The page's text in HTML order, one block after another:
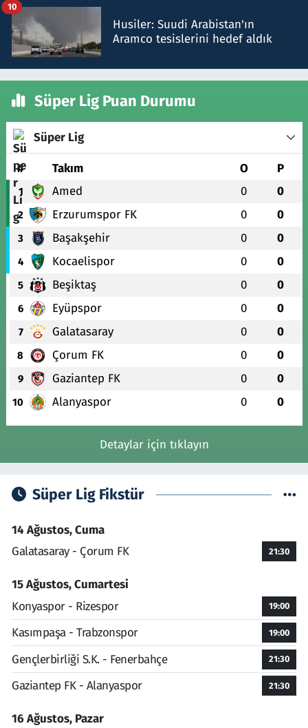
Husiler: Suudi Arabistan'ın
Aramco tesislerini hedef aldık
10
Süper Lig Puan Durumu
Süper Lig
# Takım O P
1 Amed 0 0
2 Erzurumspor FK 0 0
3 Başakşehir 0 0
4 Kocaelispor 0 0
5 Beşiktaş 0 0
6 Eyüpspor 0 0
7 Galatasaray 0 0
8 Çorum FK 0 0
9 Gaziantep FK 0 0
10 Alanyaspor 0 0
Detaylar için tıklayın
Süper Lig Fikstür
14 Ağustos, Cuma
Galatasaray - Çorum FK
21:30
15 Ağustos, Cumartesi
Konyaspor - Rizespor
19:00
Kasımpaşa - Trabzonspor 19:00
Gençlerbirliği S.K. - Fenerbahçe 21:30
Gaziantep FK - Alanyaspor 21:30
16 Ağustos, Pazar